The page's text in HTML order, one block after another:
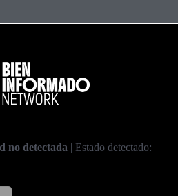
no detectada | Estado detectado: